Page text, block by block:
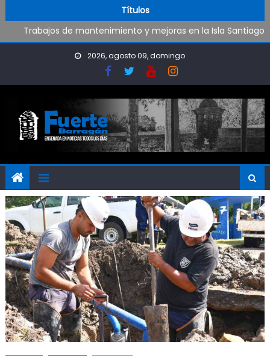
Títulos
Oportunidad para ingresar a la Policía Bonaerense
Trabajos de mantenimiento y mejoras en la Isla Santiago
Pueblo Nuevo suma boxeo y artes marciales
2026, agosto 09, domingo